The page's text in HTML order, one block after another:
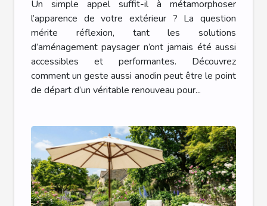
Un simple appel suffit-il à métamorphoser
l’apparence de votre extérieur ? La question
mérite réflexion, tant les solutions
d’aménagement paysager n’ont jamais été aussi
accessibles et performantes. Découvrez
comment un geste aussi anodin peut être le point
de départ d’un véritable renouveau pour...